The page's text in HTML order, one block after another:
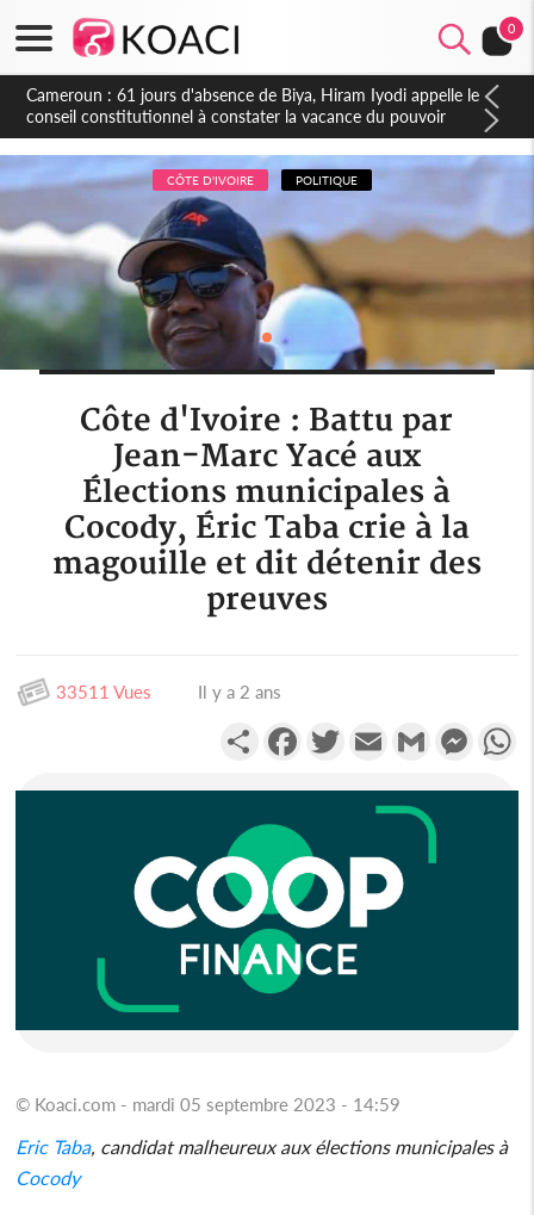
0
Côte d'Ivoire : Fin de la pagaille au PDCI-RDA, Lessiehi bannit
les mouvements sauvages
CÔTE D'IVOIRE POLITIQUE
Côte d'Ivoire : Battu par
Jean-Marc Yacé aux
Élections municipales à
Cocody, Éric Taba crie à la
magouille et dit détenir des
preuves
33511 Vues Il y a 2 ans
PartagerFacebookTwitterEmail Gmail
© Koaci.com - mardi 05 septembre 2023 - 14:59
Eric Taba, candidat malheureux aux élections municipales à
Cocody